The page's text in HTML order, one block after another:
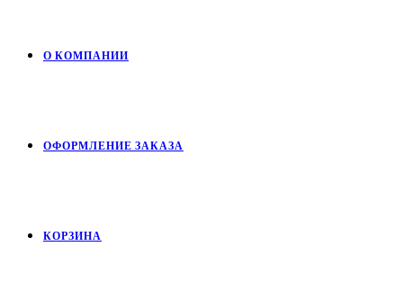
О КОМПАНИИ
ОФОРМЛЕНИЕ ЗАКАЗА
КОРЗИНА